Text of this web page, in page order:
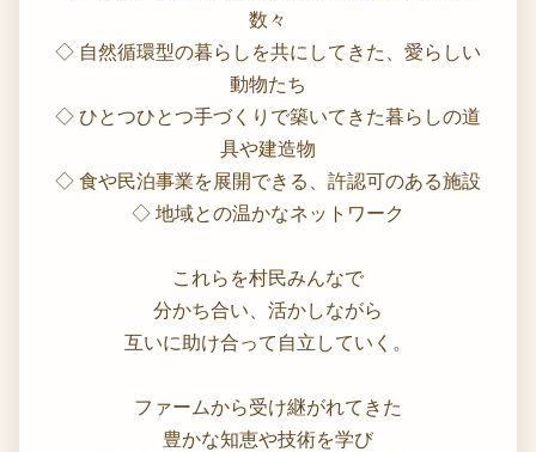
数々
◇ 自然循環型の暮らしを共にしてきた、愛らしい
動物たち
◇ ひとつひとつ手づくりで築いてきた暮らしの道
具や建造物
◇ 食や民泊事業を展開できる、許認可のある施設
◇ 地域との温かなネットワーク
これらを村民みんなで
分かち合い、活かしながら
互いに助け合って自立していく。
ファームから受け継がれてきた
豊かな知恵や技術を学び